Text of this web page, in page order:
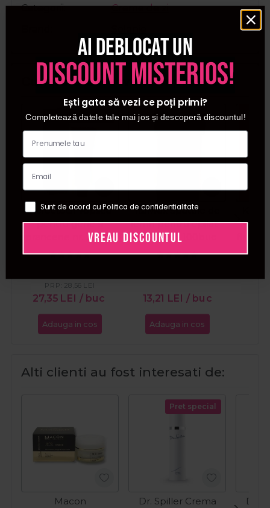
Categorii
Creme de zi
Cumparate frecvent impreuna:
Pret special
Refectocil Vopsea
pentru gene si
sprancene nr. 3 maro
natural 15ml
27,35 LEI / buc
PRP: 28,56 LEI
Adauga in cos
Italwax Spatule de
lemn pentru epilat -
Standard 100buc
13,21 LEI / buc
Adauga in cos
Alti clienti au fost interesati de:
Macon
Pret special
Dr. Spiller Crema
Dr.
Ai deblocat un
discount misterios!
Ești gata să vezi ce poți primi?
Completează datele tale mai jos și descoperă discountul!
Sunt de acord cu Politica de confidentialitate
VREAU DISCOUNTUL